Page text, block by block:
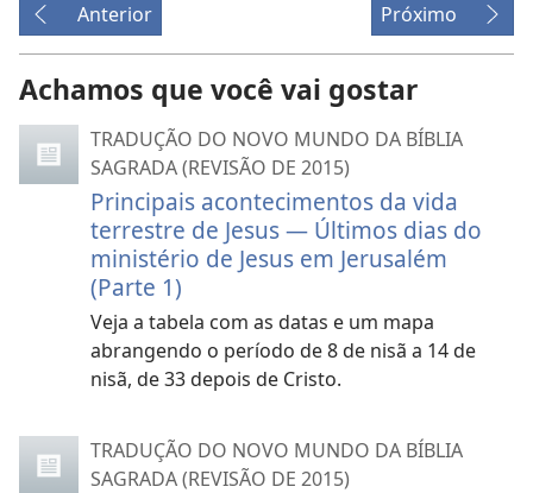
Anterior Próximo
Achamos que você vai gostar
TRADUÇÃO DO NOVO MUNDO DA BÍBLIA
SAGRADA (REVISÃO DE 2015)
Principais acontecimentos da vida
terrestre de Jesus — Últimos dias do
ministério de Jesus em Jerusalém
(Parte 1)
Veja a tabela com as datas e um mapa
abrangendo o período de 8 de nisã a 14 de
nisã, de 33 depois de Cristo.
TRADUÇÃO DO NOVO MUNDO DA BÍBLIA
SAGRADA (REVISÃO DE 2015)